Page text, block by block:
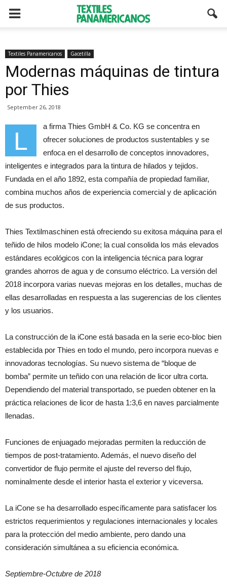
Textiles Panamericanos Gacetilla
Modernas máquinas de tintura
por Thies
September 26, 2018
L
a firma Thies GmbH & Co. KG se concentra en
ofrecer soluciones de productos sustentables y se
enfoca en el desarrollo de conceptos innovadores,
inteligentes e integrados para la tintura de hilados y tejidos.
Fundada en el año 1892, esta compañía de propiedad familiar,
combina muchos años de experiencia comercial y de aplicación
de sus productos.
Thies Textilmaschinen está ofreciendo su exitosa máquina para el
teñido de hilos modelo iCone; la cual consolida los más elevados
estándares ecológicos con la inteligencia técnica para lograr
grandes ahorros de agua y de consumo eléctrico. La versión del
2018 incorpora varias nuevas mejoras en los detalles, muchas de
ellas desarrolladas en respuesta a las sugerencias de los clientes
y los usuarios.
La construcción de la iCone está basada en la serie eco-bloc bien
establecida por Thies en todo el mundo, pero incorpora nuevas e
innovadoras tecnologías. Su nuevo sistema de “bloque de
bomba” permite un teñido con una relación de licor ultra corta.
Dependiendo del material transportado, se pueden obtener en la
práctica relaciones de licor de hasta 1:3,6 en naves parcialmente
llenadas.
Funciones de enjuagado mejoradas permiten la reducción de
tiempos de post-tratamiento. Además, el nuevo diseño del
convertidor de flujo permite el ajuste del reverso del flujo,
nominalmente desde el interior hasta el exterior y viceversa.
La iCone se ha desarrollado específicamente para satisfacer los
estrictos requerimientos y regulaciones internacionales y locales
para la protección del medio ambiente, pero dando una
consideración simultánea a su eficiencia económica.
Septiembre-Octubre de 2018